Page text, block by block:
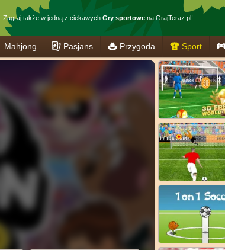
. Zagraj także w jedną z ciekawych Gry sportowe na GrajTeraz.pl!
Mahjong Pasjans Przygoda Sport